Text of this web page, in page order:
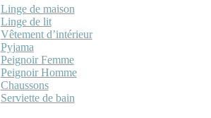
Linge de maison
Linge de lit
Vêtement d’intérieur
Pyjama
Peignoir Femme
Peignoir Homme
Chaussons
Serviette de bain